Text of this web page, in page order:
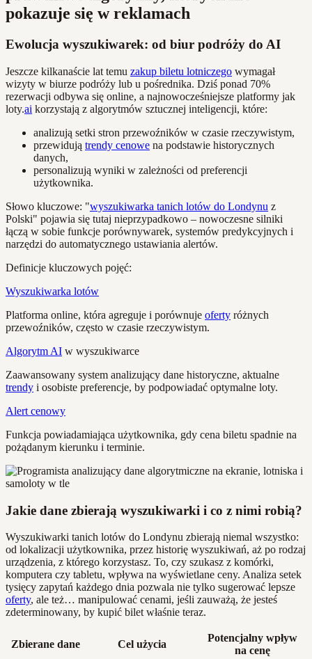
pokazuje się w reklamach
Ewolucja wyszukiwarek: od biur podróży do AI
Jeszcze kilkanaście lat temu zakup biletu lotniczego wymagał
wizyty w biurze podróży lub u pośrednika. Dziś ponad 70%
rezerwacji odbywa się online, a najnowocześniejsze platformy jak
loty.ai korzystają z algorytmów sztucznej inteligencji, które:
analizują setki stron przewoźników w czasie rzeczywistym,
przewidują trendy cenowe na podstawie historycznych
danych,
personalizują wyniki w zależności od preferencji
użytkownika.
Słowo kluczowe: "wyszukiwarka tanich lotów do Londynu z
Polski" pojawia się tutaj nieprzypadkowo – nowoczesne silniki
łączą w sobie funkcje porównywarek, systemów predykcyjnych i
narzędzi do automatycznego ustawiania alertów.
Definicje kluczowych pojęć:
Wyszukiwarka lotów
Platforma online, która agreguje i porównuje oferty różnych
przewoźników, często w czasie rzeczywistym.
Algorytm AI w wyszukiwarce
Zaawansowany system analizujący dane historyczne, aktualne
trendy i osobiste preferencje, by podpowiadać optymalne loty.
Alert cenowy
Funkcja powiadamiająca użytkownika, gdy cena biletu spadnie na
pożądanym kierunku i terminie.
Jakie dane zbierają wyszukiwarki i co z nimi robią?
Wyszukiwarki tanich lotów do Londynu zbierają niemal wszystko:
od lokalizacji użytkownika, przez historię wyszukiwań, aż po rodzaj
urządzenia, z którego korzystasz. To, czy szukasz z komórki,
komputera czy tabletu, wpływa na wyświetlane ceny. Analiza setek
tysięcy zapytań każdego dnia pozwala nie tylko sugerować lepsze
oferty, ale też… manipulować cenami, jeśli zauważą, że jesteś
zdeterminowany, by kupić bilet właśnie teraz.
Zbierane dane Cel użycia
Potencjalny wpływ
na cenę